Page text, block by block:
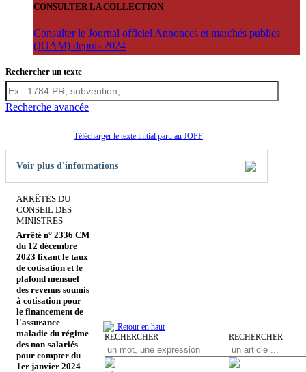
CONSULTER LA COLLECTION
Consulter le Journal officiel Annonces et marchés publics
(JOAM) depuis 2024
Rechercher un texte
Recherche avancée
Télécharger le texte initial paru au JOPF
Voir plus d'informations
ARRÊTÉS DU
CONSEIL DES
MINISTRES
Arrêté n° 2336 CM
du 12 décembre
2023 fixant le taux
de cotisation et le
plafond mensuel
des revenus soumis
à cotisation pour
le financement de
l'assurance
maladie du régime
des non-salariés
pour compter du
1er janvier 2024
Retour en haut
RECHERCHER
RECHERCHER